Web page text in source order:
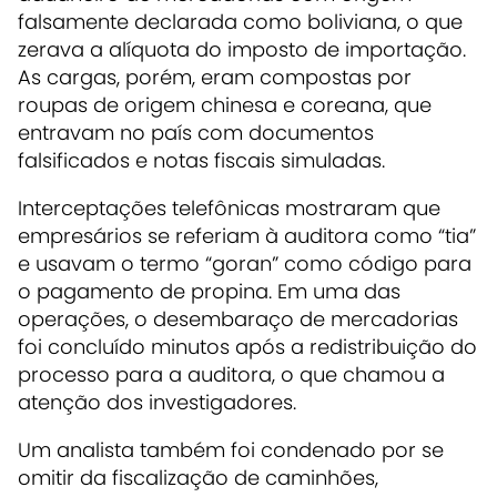
falsamente declarada como boliviana, o que
zerava a alíquota do imposto de importação.
As cargas, porém, eram compostas por
roupas de origem chinesa e coreana, que
entravam no país com documentos
falsificados e notas fiscais simuladas.
Interceptações telefônicas mostraram que
empresários se referiam à auditora como “tia”
e usavam o termo “goran” como código para
o pagamento de propina. Em uma das
operações, o desembaraço de mercadorias
foi concluído minutos após a redistribuição do
processo para a auditora, o que chamou a
atenção dos investigadores.
Um analista também foi condenado por se
omitir da fiscalização de caminhões,